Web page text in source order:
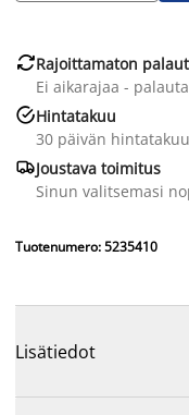
Rajoittamaton
Ei aikarajaa -
Hintatakuu
30 päivän
Joustava toimitus
Sinun valitsemasi
Tuotenumero: 5235410
Lisätiedot